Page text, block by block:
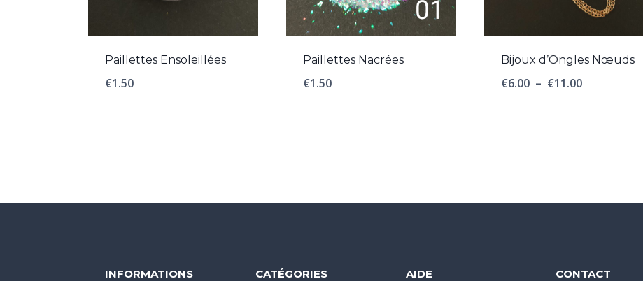
Paillettes Ensoleillées
€1.50
Paillettes Nacrées
€1.50
Bijoux d’Ongles Nœuds
€6.00 – €11.00Plage
INFORMATIONS CATÉGORIES AIDE CONTACT